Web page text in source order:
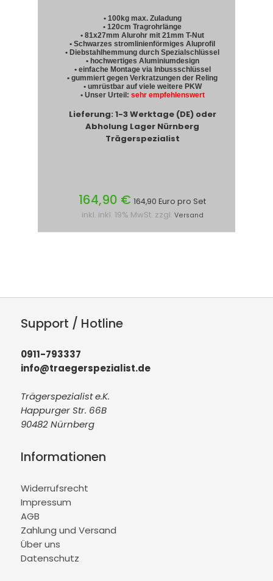
• 100kg max. Zuladung
• 120cm Tragrohrlänge
• 81x27mm Alurohr mit 21mm T-Nut
• Schwarzes stromlinienförmiges Aluprofil
• Diebstahlhemmung durch Spezialschlüssel
• hochwertiges Aluminiumdesign
• einfache Montage via Inbussschlüssel
• gummiert gegen Verkratzungen der Reling
• umrüstbar auf viele weitere PKW
• Unser Urteil: sehr empfehlenswert
Lieferung: 1-3 Werktage (DE) oder
Abholung Lager Nürnberg
Trägerspezialist
164,90 € 164,90 Euro pro Set
inkl. inkl. 19% MwSt. zzgl. Versand
Support / Hotline
0911-793337
info@traegerspezialist.de
Trägerspezialist e.K.
Happurger Str. 66B
90482 Nürnberg
Informationen
Widerrufsrecht
Impressum
AGB
Zahlung und Versand
Über uns
Datenschutz